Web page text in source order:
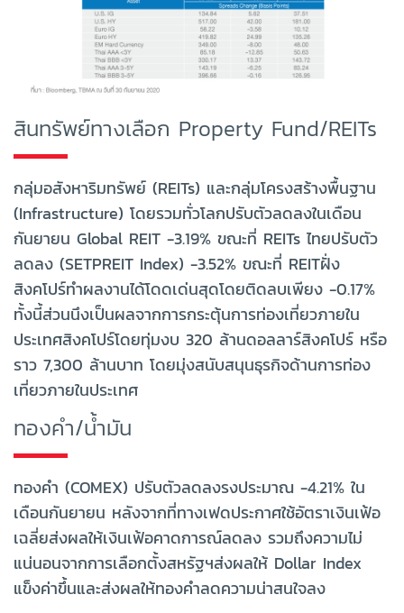
สินทรัพย์ทางเลือก Property Fund/REITs
กลุ่มอสังหาริมทรัพย์ (REITs) และกลุ่มโครงสร้างพื้นฐาน
(Infrastructure) โดยรวมทั่วโลกปรับตัวลดลงในเดือน
กันยายน Global REIT -3.19% ขณะที่ REITs ไทยปรับตัว
ลดลง (SETPREIT Index) -3.52% ขณะที่ REITฝั่ง
สิงคโปร์ทำผลงานได้โดดเด่นสุดโดยติดลบเพียง -0.17%
ทั้งนี้ส่วนนึงเป็นผลจากการกระตุ้นการท่องเที่ยวภายใน
ประเทศสิงคโปร์โดยทุ่มงบ 320 ล้านดอลลาร์สิงคโปร์ หรือ
ราว 7,300 ล้านบาท โดยมุ่งสนับสนุนธุรกิจด้านการท่อง
เที่ยวภายในประเทศ
ทองคำ/น้ำมัน
ทองคำ (COMEX) ปรับตัวลดลงรงประมาณ -4.21% ใน
เดือนกันยายน หลังจากที่ทางเฟดประกาศใช้อัตราเงินเฟ้อ
เฉลี่ยส่งผลให้เงินเฟ้อคาดการณ์ลดลง รวมถึงความไม่
แน่นอนจากการเลือกตั้งสหรัฐฯส่งผลให้ Dollar Index
แข็งค่าขึ้นและส่งผลให้ทองคำลดความน่าสนใจลง